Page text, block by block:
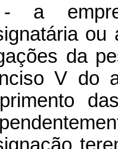
a
ou
da
V do